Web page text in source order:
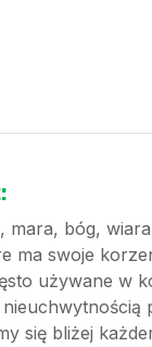
mara, bóg,
ma swoje
używane w
się bliżej